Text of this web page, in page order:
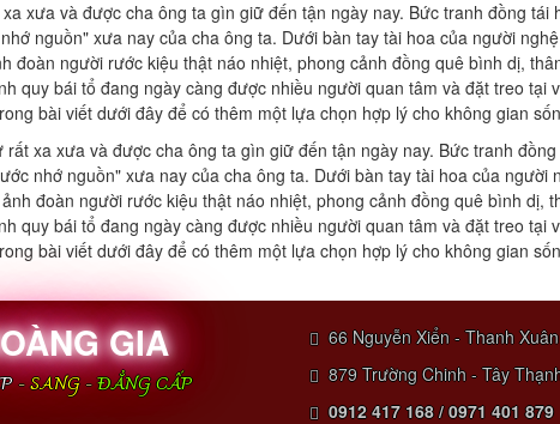
xưa và được cha ông ta gìn giữ đến tận ngày nay. Bức tranh đồng
nguồn" xưa nay của cha ông ta. Dưới bàn tay tài hoa của người
người rước kiệu thật náo nhiệt, phong cảnh đồng quê bình dị,
quy bái tổ đang ngày càng được nhiều người quan tâm và đặt treo
bài viết dưới đây để có thêm một lựa chọn hợp lý cho không gian
xa xưa và được cha ông ta gìn giữ đến tận ngày nay. Bức tranh
nhớ nguồn" xưa nay của cha ông ta. Dưới bàn tay tài hoa của
đoàn người rước kiệu thật náo nhiệt, phong cảnh đồng quê bình
quy bái tổ đang ngày càng được nhiều người quan tâm và đặt treo
bài viết dưới đây để có thêm một lựa chọn hợp lý cho không gian
GIA
-SANG-ĐẲNG CẤP
66 Nguyễn Xiển - Thanh
879 Trường Chinh - Tây
0912 417 168 / 0971 401 879